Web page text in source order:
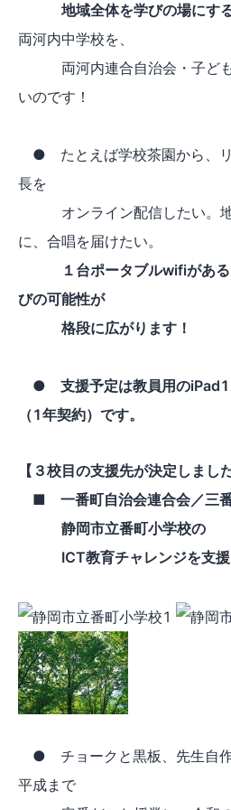
地域全体を学びの場にす
両河内中学校を、
両河内連合自治会・子ども
いのです！
● たとえば学校茶園から、リ
長を
オンライン配信したい。地
に、合唱を届けたい。
１台ポータブルwifiがあ
びの可能性が
格段に広がります！
● 支援予定は教員用の
（1年契約）です。
【３校目の支援先が決定しま
■ 一番町自治会連合会／三
静岡市立番町小学校の
ICT教育チャレンジを支援
● チョークと黒板、先生自作
平成まで